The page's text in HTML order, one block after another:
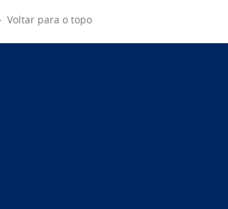
Voltar para o topo